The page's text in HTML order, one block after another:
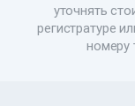
уточнять
регистратуре
номеру